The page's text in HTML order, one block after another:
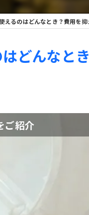
えるのはどんなとき？費用を
どんなと
ご紹介